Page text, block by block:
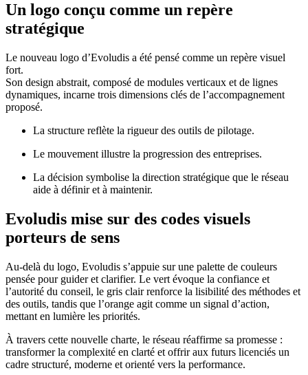
Un logo conçu comme un repère
stratégique
Le nouveau logo d’Evoludis a été pensé comme un repère visuel
fort.
Son design abstrait, composé de modules verticaux et de lignes
dynamiques, incarne trois dimensions clés de l’accompagnement
proposé.
La structure reflète la rigueur des outils de pilotage.
Le mouvement illustre la progression des entreprises.
La décision symbolise la direction stratégique que le réseau
aide à définir et à maintenir.
Evoludis mise sur des codes visuels
porteurs de sens
Au-delà du logo, Evoludis s’appuie sur une palette de couleurs
pensée pour guider et clarifier. Le vert évoque la confiance et
l’autorité du conseil, le gris clair renforce la lisibilité des méthodes et
des outils, tandis que l’orange agit comme un signal d’action,
mettant en lumière les priorités.
À travers cette nouvelle charte, le réseau réaffirme sa promesse :
transformer la complexité en clarté et offrir aux futurs licenciés un
cadre structuré, moderne et orienté vers la performance.